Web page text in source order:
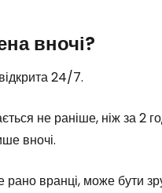
вночі?
24/7.
не раніше, ніж за 2
вночі.
рано вранці, може бути